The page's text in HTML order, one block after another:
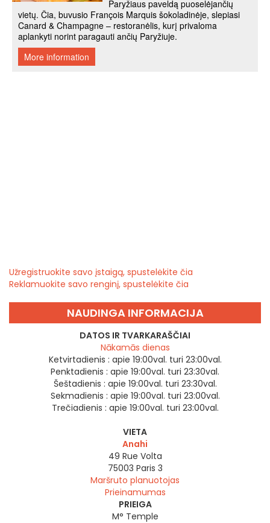
Užregistruokite savo įstaigą, spustelėkite čia
Reklamuokite savo renginį, spustelėkite čia
NAUDINGA INFORMACIJA
DATOS IR TVARKARAŠČIAI
Nākamās dienas
Ketvirtadienis : apie 19:00val. turi 23:00val.
Penktadienis : apie 19:00val. turi 23:30val.
Šeštadienis : apie 19:00val. turi 23:30val.
Sekmadienis : apie 19:00val. turi 23:00val.
Trečiadienis : apie 19:00val. turi 23:00val.
VIETA
Anahi
49 Rue Volta
75003 Paris 3
Maršruto planuotojas
Prieinamumas
PRIEIGA
M° Temple